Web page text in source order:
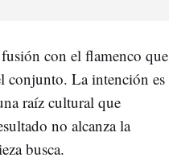
con el flamenco que
conjunto. La intención es
raíz cultural que
no alcanza la
busca.